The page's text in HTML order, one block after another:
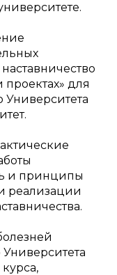
проектах» для
Университета
и принципы
реализации